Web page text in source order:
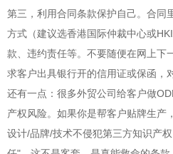
第三，利用合同条款保护自己。合同
方式（建议选香港国际仲裁中心或
款、违约责任等。不要随便在网上下
求客户出具银行开的信用证或保函，
还有一点：很多外贸公司给客户做
产权风险。如果你是帮客户贴牌生产
设计/品牌/技术不侵犯第三方知识产